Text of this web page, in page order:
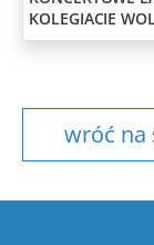
KOLEGIACIE
wróć na